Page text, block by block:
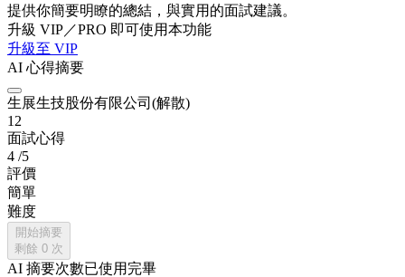
提供你簡要明瞭的總結，與實用的面試建議。
升級 VIP／PRO 即可使用本功能
升級至 VIP
AI 心得摘要
生展生技股份有限公司(解散)
12
面試心得
4 /5
評價
簡單
難度
開始摘要
剩餘 0 次
AI 摘要次數已使用完畢